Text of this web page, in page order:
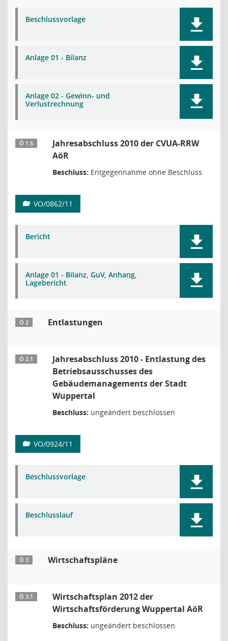
Beschlussvorlage
Anlage 01 - Bilanz
Anlage 02 - Gewinn- und
Verlustrechnung
Ö 1.5
Jahresabschluss 2010 der CVUA-RRW
AöR
Beschluss: Entgegennahme ohne Beschluss
VO/0862/11
Bericht
Anlage 01 - Bilanz, GuV, Anhang,
Lagebericht
Ö 2 Entlastungen
Ö 2.1
Jahresabschluss 2010 - Entlastung des
Betriebsausschusses des
Gebäudemanagements der Stadt
Wuppertal
Beschluss: ungeändert beschlossen
VO/0924/11
Beschlussvorlage
Beschlusslauf
Ö 3 Wirtschaftspläne
Ö 3.1
Wirtschaftsplan 2012 der
Wirtschaftsförderung Wuppertal AöR
Beschluss: ungeändert beschlossen